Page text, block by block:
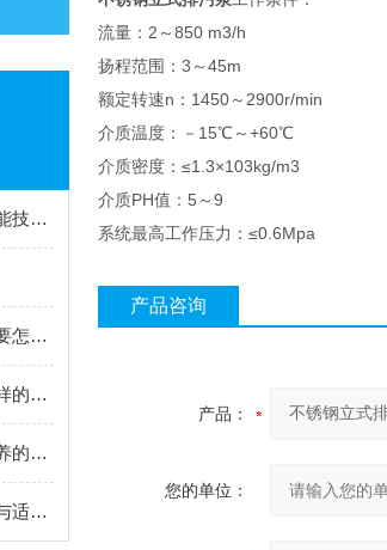
立式排污泵的节能设计与节能技术分析
立式排污泵的安全操作规程要怎么做
排污泵在鱼塘清淤中起到怎样的一个作用
立式排污泵的日常维护与保养的方法有哪些？
直立式排污泵的耐腐蚀性能与适用环境说明
流量：2～850 m3/h
扬程范围：3～45m
额定转速n：1450～2900r/min
介质温度：－15℃～+60℃
介质密度：≤1.3×103kg/m3
介质PH值：5～9
系统最高工作压力：≤0.6Mpa
产品咨询
产品：
您的单位：